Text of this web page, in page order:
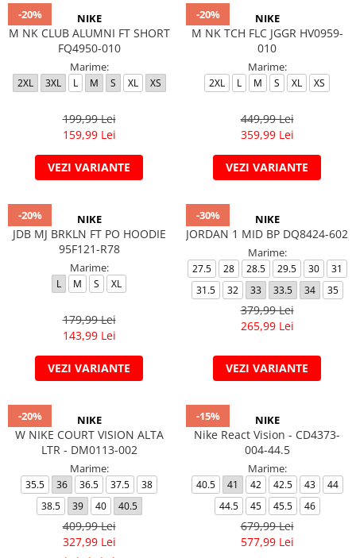
-20% NIKE
M NK CLUB ALUMNI FT SHORT
FQ4950-010
Marime:
2XL 3XL L M S XL XS
199,99 Lei
159,99 Lei
VEZI VARIANTE
-20% NIKE
M NK TCH FLC JGGR HV0959-
010
Marime:
2XL L M S XL XS
449,99 Lei
359,99 Lei
VEZI VARIANTE
-20% NIKE
JDB MJ BRKLN FT PO HOODIE
95F121-R78
Marime:
L M S XL
179,99 Lei
143,99 Lei
VEZI VARIANTE
-30% NIKE
JORDAN 1 MID BP DQ8424-602
Marime:
27.5 28 28.5 29.5 30
31
31.5
32 33 33.5 34 35
379,99 Lei
265,99 Lei
VEZI VARIANTE
-20% NIKE
W NIKE COURT VISION ALTA
LTR - DM0113-002
Marime:
35.5 36 36.5 37.5
38
38.5
39 40 40.5
409,99 Lei
327,99 Lei
-15% NIKE
Nike React Vision - CD4373-
004-44.5
Marime:
40.5 41 42 42.5 43
44
44.5
45 45.5 46
679,99 Lei
577,99 Lei